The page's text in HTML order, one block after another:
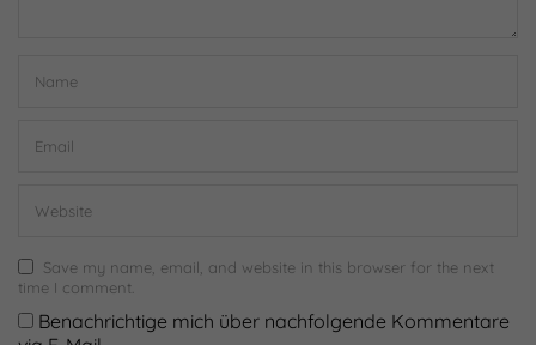
Save my name, email, and website in this browser for the next
time I comment.
Benachrichtige mich über nachfolgende Kommentare